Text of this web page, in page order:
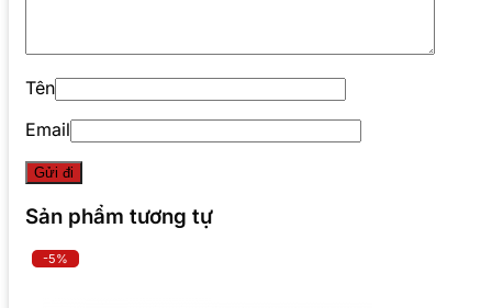
Tên
Email
Sản phẩm tương tự
-5%